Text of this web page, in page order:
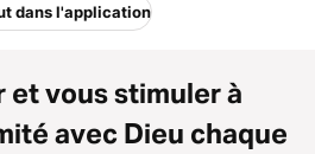
dans l'application
et vous stimuler à
avec Dieu chaque